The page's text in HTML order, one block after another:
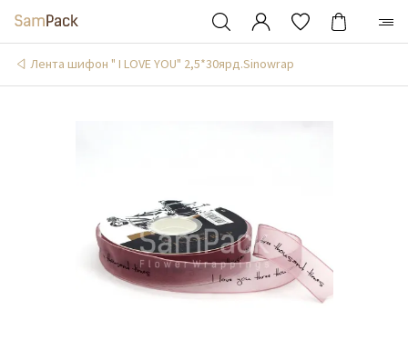
Лента шифон " I LOVE YOU" 2,5*30ярд.Sinowrap